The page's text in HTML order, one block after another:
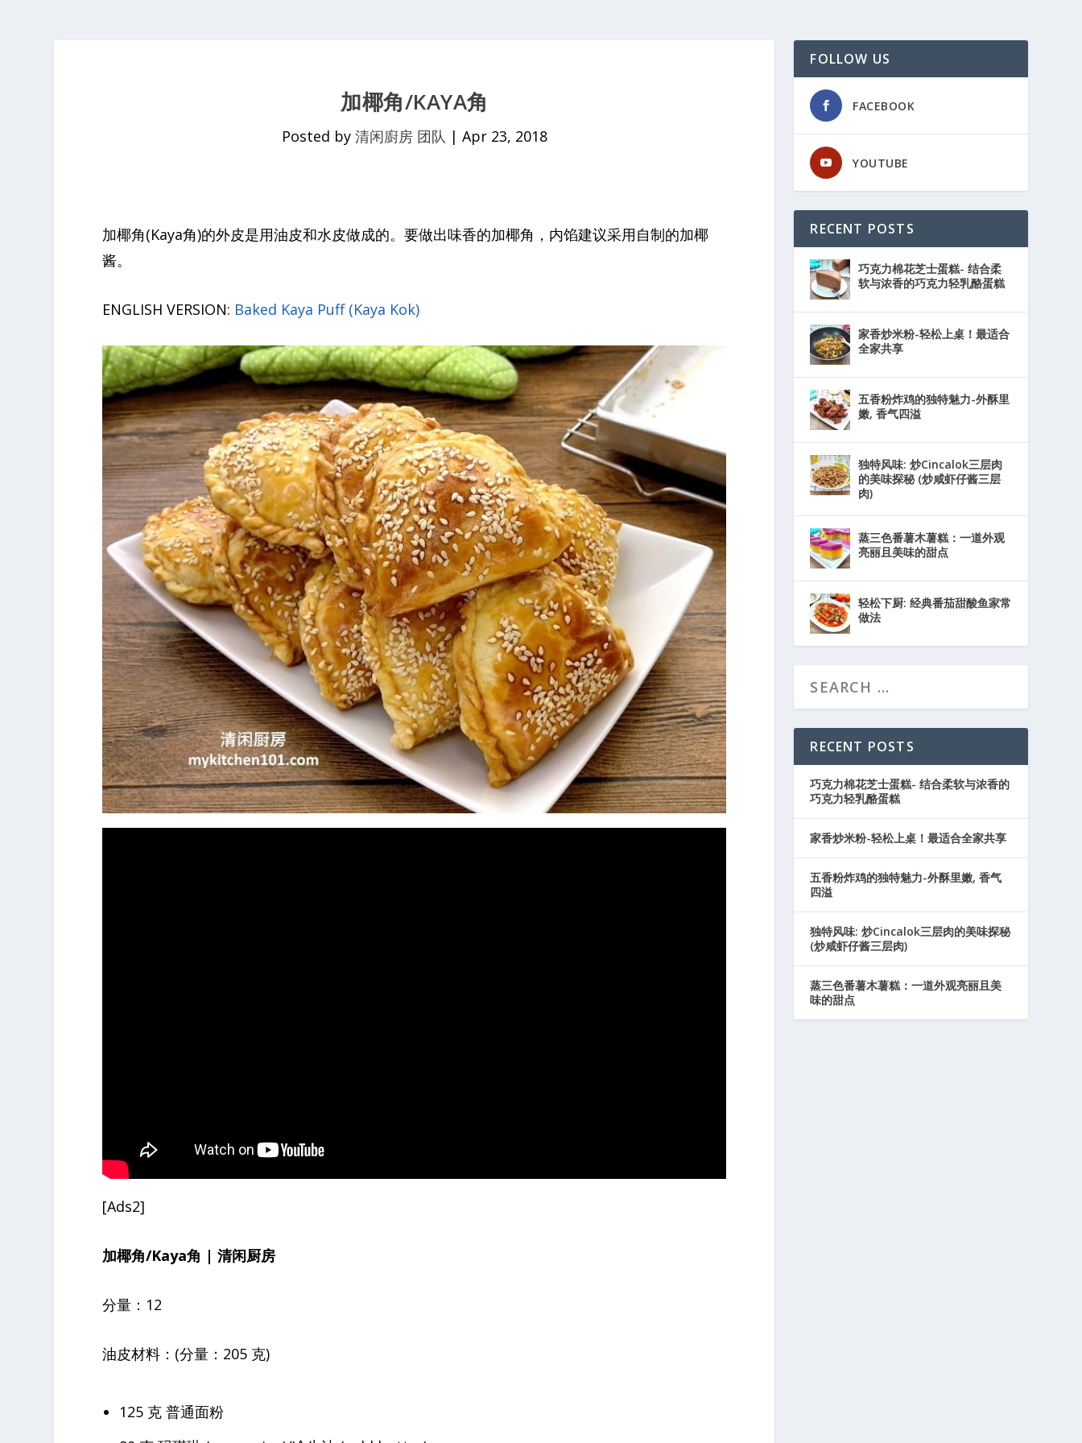
加椰角/KAYA角
Posted by 清闲廚房 团队 | Apr 23, 2018
加椰角(Kaya角)的外皮是用油皮和水皮做成的。要做出味香的加椰角，内馅建议采用自制的加椰
酱。
ENGLISH VERSION: Baked Kaya Puff (Kaya Kok)
[Ads2]
加椰角/Kaya角 | 清闲厨房
分量：12
油皮材料：(分量：205 克)
125 克 普通面粉
FOLLOW US
FACEBOOK
YOUTUBE
RECENT POSTS
巧克力棉花芝士蛋糕- 结合柔
软与浓香的巧克力轻乳酪蛋糕
家香炒米粉-轻松上桌！最适合
全家共享
五香粉炸鸡的独特魅力-外酥里
嫩, 香气四溢
独特风味: 炒Cincalok三层肉
的美味探秘 (炒咸虾仔酱三层
肉)
蒸三色番薯木薯糕：一道外观
亮丽且美味的甜点
轻松下厨: 经典番茄甜酸鱼家常
做法
RECENT POSTS
巧克力棉花芝士蛋糕- 结合柔软与浓香的
巧克力轻乳酪蛋糕
家香炒米粉-轻松上桌！最适合全家共享
五香粉炸鸡的独特魅力-外酥里嫩, 香气
四溢
独特风味: 炒Cincalok三层肉的美味探秘
(炒咸虾仔酱三层肉)
蒸三色番薯木薯糕：一道外观亮丽且美
味的甜点